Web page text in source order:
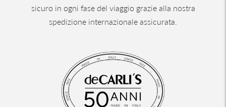
sicuro in ogni fase del viaggio grazie alla nostra
spedizione internazionale assicurata.